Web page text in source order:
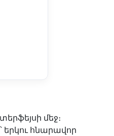
մեջ։
երկու հնարավոր